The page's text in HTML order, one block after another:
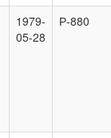
1979-
05-28
Р-880